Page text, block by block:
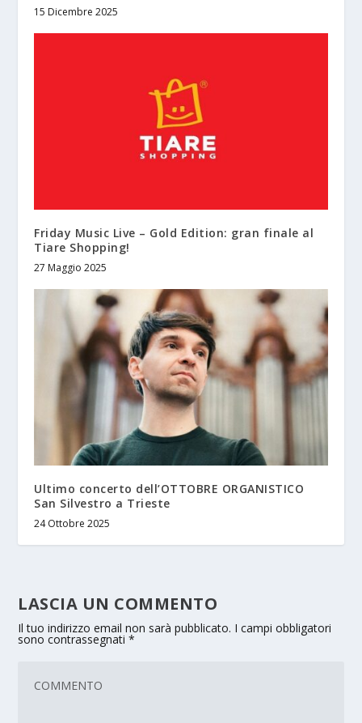
15 Dicembre 2025
Friday Music Live – Gold Edition: gran finale al
Tiare Shopping!
27 Maggio 2025
Ultimo concerto dell’OTTOBRE ORGANISTICO
San Silvestro a Trieste
24 Ottobre 2025
LASCIA UN COMMENTO
Il tuo indirizzo email non sarà pubblicato. I campi obbligatori
sono contrassegnati*